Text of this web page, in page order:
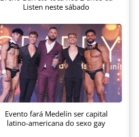
Listen neste sábado
Evento fará Medelín ser capital
latino-americana do sexo gay